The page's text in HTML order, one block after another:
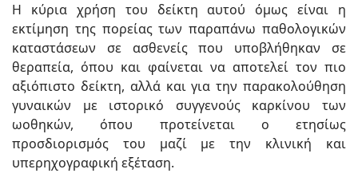
Η κύρια χρήση του δείκτη αυτού όμως είναι η
εκτίμηση της πορείας των παραπάνω παθολογικών
καταστάσεων σε ασθενείς που υποβλήθηκαν σε
θεραπεία, όπου και φαίνεται να αποτελεί τον πιο
αξιόπιστο δείκτη, αλλά και για την παρακολούθηση
γυναικών με ιστορικό συγγενούς καρκίνου των
ωοθηκών, όπου προτείνεται ο ετησίως
προσδιορισμός του μαζί με την κλινική και
υπερηχογραφική εξέταση.